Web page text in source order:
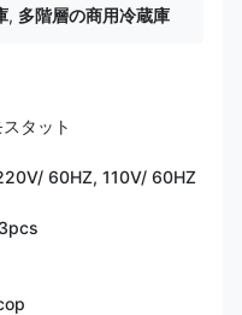
, 多階層の商用冷蔵庫
タット
60HZ, 110V/ 60HZ